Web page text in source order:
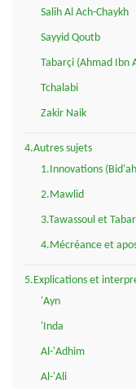
Salih Al Ach-Chaykh
Sayyid Qoutb
Tabarçi (Ahmad Ibn
Tchalabi
Zakir Naik
4.Autres sujets
1.Innovations
2.Mawlid
3.Tawassoul et
4.Mécréance et
5.Explications et
'Ayn
'Inda
Al-'Adhim
Al-'Ali